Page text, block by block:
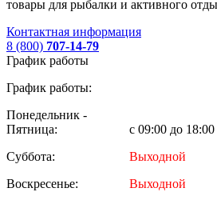
товары для рыбалки и активного
Контактная информация
8 (800) 707-14-79
График работы
График работы:
Понедельник -
Пятница:
с 09:00 до 18:00
Суббота:
Выходной
Воскресенье:
Выходной